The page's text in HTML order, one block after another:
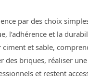
par des choix
l’adhérence et la
et sable,
des briques, réaliser
et restent